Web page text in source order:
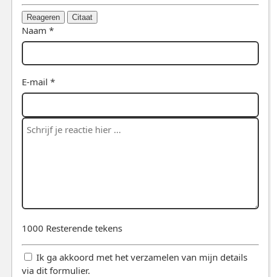
Reageren Citaat
Naam *
E-mail *
1000 Resterende tekens
Ik ga akkoord met het verzamelen van mijn details
via dit formulier.